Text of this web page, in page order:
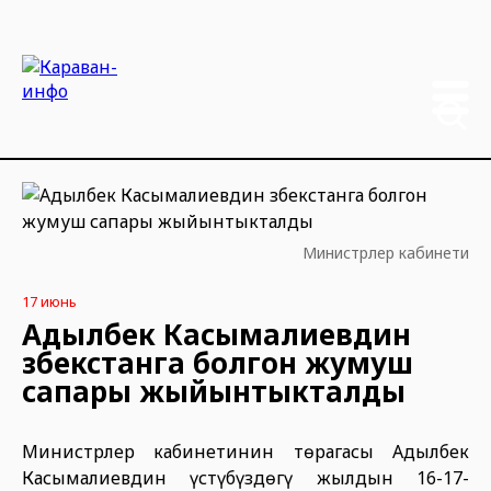
Министрлер кабинети
17 июнь
Адылбек Касымалиевдин
Өзбекстанга болгон жумуш
сапары жыйынтыкталды
Министрлер кабинетинин төрагасы Адылбек
Касымалиевдин үстүбүздөгү жылдын 16-17-